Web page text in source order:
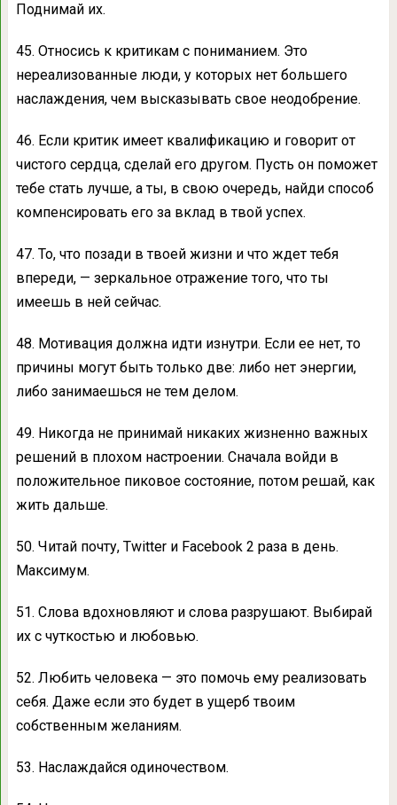
Поднимай их.
45. Относись к критикам с пониманием. Это
нереализованные люди, у которых нет большего
наслаждения, чем высказывать свое неодобрение.
46. Если критик имеет квалификацию и говорит от
чистого сердца, сделай его другом. Пусть он поможет
тебе стать лучше, а ты, в свою очередь, найди способ
компенсировать его за вклад в твой успех.
47. То, что позади в твоей жизни и что ждет тебя
впереди, — зеркальное отражение того, что ты
имеешь в ней сейчас.
48. Мотивация должна идти изнутри. Если ее нет, то
причины могут быть только две: либо нет энергии,
либо занимаешься не тем делом.
49. Никогда не принимай никаких жизненно важных
решений в плохом настроении. Сначала войди в
положительное пиковое состояние, потом решай, как
жить дальше.
50. Читай почту, Twitter и Facebook 2 раза в день.
Максимум.
51. Слова вдохновляют и слова разрушают. Выбирай
их с чуткостью и любовью.
52. Любить человека — это помочь ему реализовать
себя. Даже если это будет в ущерб твоим
собственным желаниям.
53. Наслаждайся одиночеством.